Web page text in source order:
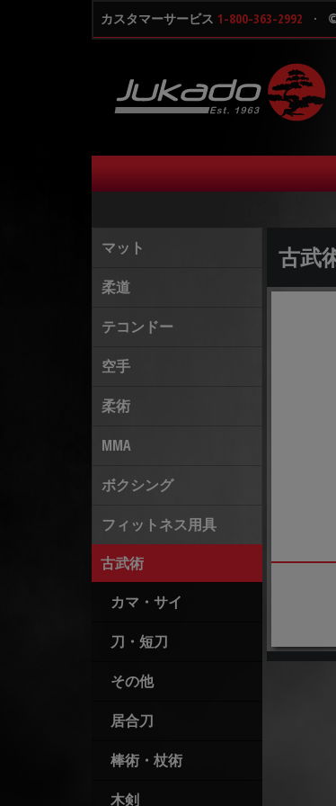
カスタマーサービス 1-800-363-2992 ·
マット
柔道
テコンドー
空手
柔術
MMA
ボクシング
フィットネス用具
古武術
カマ・サイ
刀・短刀
その他
居合刀
棒術・杖術
木剣
古武